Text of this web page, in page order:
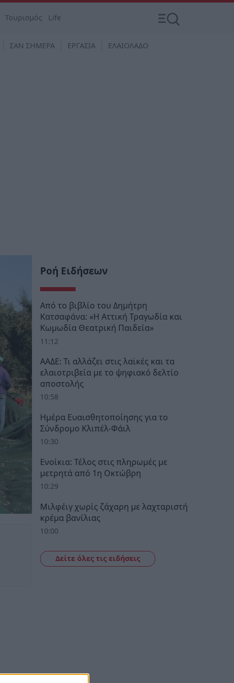
Τουρισμός Life
ΣΑΝ ΣΗΜΕΡΑ ΕΡΓΑΣΙΑ ΕΛΑΙΟΛΑΔΟ
Ροή Ειδήσεων
Από το βιβλίο του Δημήτρη
Κατσαφάνα: «Η Αττική Τραγωδία και
Κωμωδία Θεατρική Παιδεία»
11:12
ΑΑΔΕ: Τι αλλάζει στις λαϊκές και τα
ελαιοτριβεία με το ψηφιακό δελτίο
αποστολής
10:58
Ημέρα Ευαισθητοποίησης για το
Σύνδρομο Κλιπέλ-Φάιλ
10:30
Ενοίκια: Τέλος στις πληρωμές με
μετρητά από 1η Οκτώβρη
10:29
Μιλφέιγ χωρίς ζάχαρη με λαχταριστή
κρέμα βανίλιας
10:00
Δείτε όλες τις ειδήσεις